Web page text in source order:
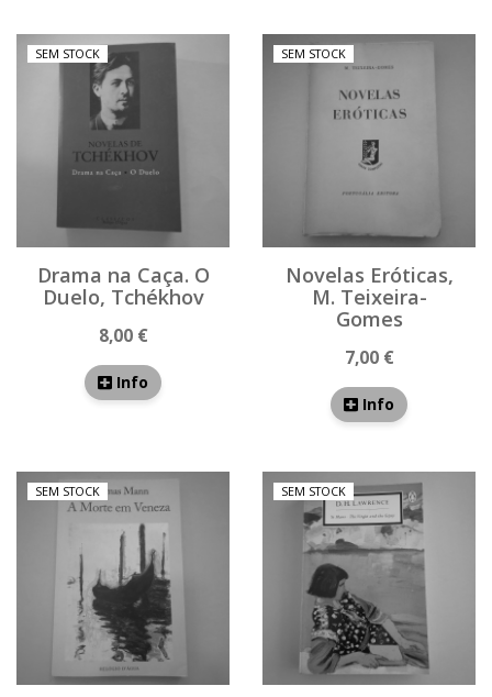
SEM STOCK
Drama na Caça. O
Duelo, Tchékhov
8,00 €
Info
SEM STOCK
Novelas Eróticas,
M. Teixeira-
Gomes
7,00 €
Info
SEM STOCK SEM STOCK